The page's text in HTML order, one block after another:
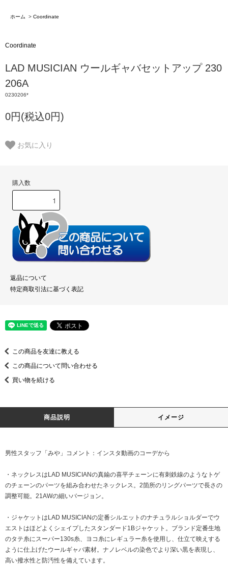
ホーム > Coordinate
Coordinate
LAD MUSICIAN ウールギャバセットアップ 230
206A
0230206*
0円(税込0円)
お気に入り
購入数
返品について
特定商取引法に基づく表記
この商品を友達に教える
この商品について問い合わせる
買い物を続ける
商品説明 イメージ
男性スタッフ「みや」コメント：インスタ動画のコーデから
・ネックレスはLAD MUSICIANの真鍮の喜平チェーンに有刺鉄線のようなトゲ
のチェーンのパーツを組み合わせたネックレス。2箇所のリングパーツで長さの
調整可能。21AWの細いバージョン。
・ジャケットはLAD MUSICIANの定番シルエットのナチュラルショルダーでウ
エストはほどよくシェイプしたスタンダード1Bジャケット。ブランド定番生地
のタテ糸にスーパー130s糸、ヨコ糸にレギュラー糸を使用し、仕立て映えする
ように仕上げたウールギャバ素材。ナノレベルの染色でより深い黒を表現し、
高い撥水性と防汚性を備えています。